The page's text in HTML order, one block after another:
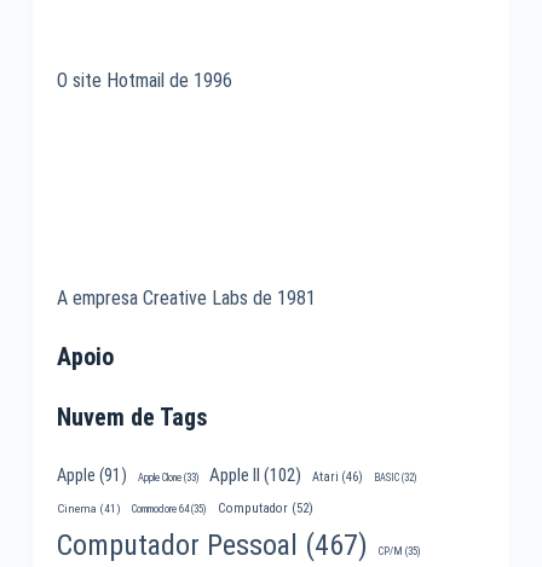
O site Hotmail de 1996
A empresa Creative Labs de 1981
Apoio
Nuvem de Tags
Apple (91) Apple Clone(33) Apple II (102) Atari (46) BASIC(32)
Cinema (41) Commodore 64(35) Computador(52)
Computador Pessoal (467) CP/M (35)